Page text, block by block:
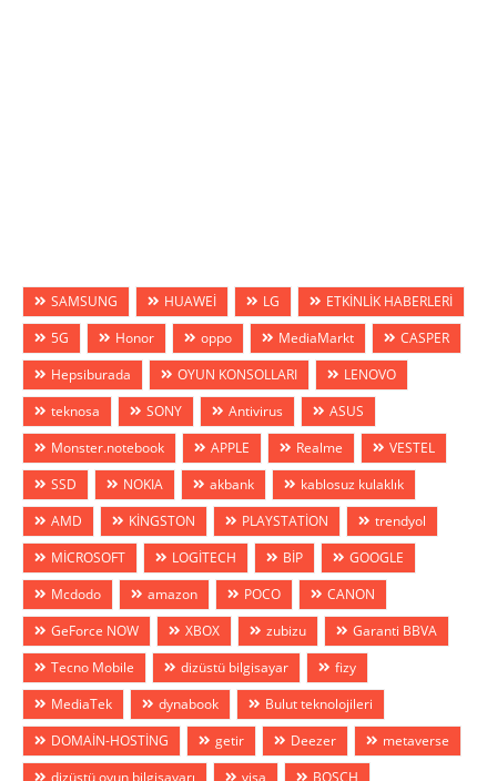
SAMSUNG HUAWEİ LG
ETKİNLİK HABERLERİ
5G
Honor oppo MediaMarkt
CASPER
Hepsiburada
OYUN KONSOLLARI
LENOVO
teknosa
SONY Antivirus
ASUS
Monster.notebook
APPLE Realme
VESTEL
SSD
NOKIA akbank
kablosuz kulaklık
AMD
KİNGSTON PLAYSTATİON
trendyol
MİCROSOFT
LOGİTECH BİP
GOOGLE
Mcdodo
amazon POCO
CANON
GeForce NOW
XBOX zubizu
Garanti BBVA
Tecno Mobile
dizüstü bilgisayar
fizy
MediaTek
dynabook
Bulut teknolojileri
DOMAİN-HOSTİNG
getir Deezer
metaverse